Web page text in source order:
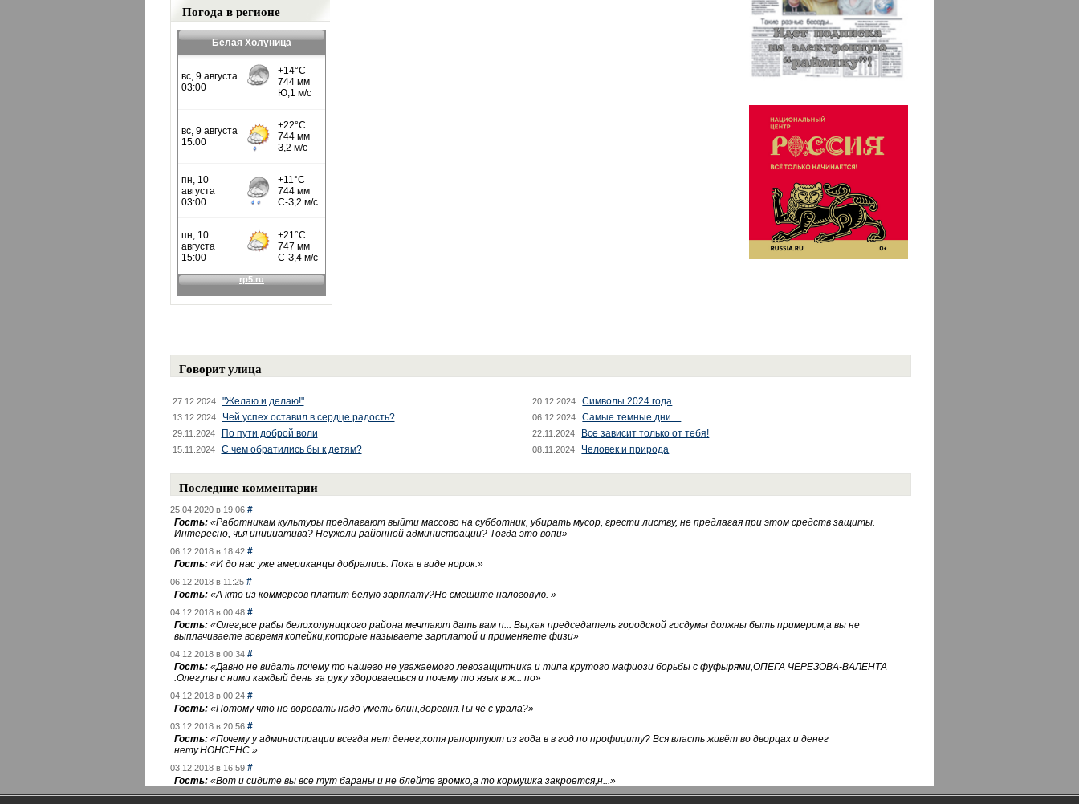
Погода в регионе
Белая Холуница
Говорит улица
27.12.2024 "Желаю и делаю!" 20.12.2024 Символы 2024 года
13.12.2024 Чей успех оставил в сердце радость? 06.12.2024 Самые темные дни…
29.11.2024 По пути доброй воли 22.11.2024 Все зависит только от тебя!
15.11.2024 С чем обратились бы к детям? 08.11.2024 Человек и природа
Последние комментарии
25.04.2020 в 19:06 #
Гость: «Работникам культуры предлагают выйти массово на субботник, убирать мусор, грести листву, не предлагая при этом средств защиты.
Интересно, чья инициатива? Неужели районной администрации? Тогда это вопи»
06.12.2018 в 18:42 #
Гость: «И до нас уже американцы добрались. Пока в виде норок.»
06.12.2018 в 11:25 #
Гость: «А кто из коммерсов платит белую зарплату?Не смешите налоговую. »
04.12.2018 в 00:48 #
Гость: «Олег,все рабы белохолуницкого района мечтают дать вам п... Вы,как председатель городской госдумы должны быть примером,а вы не
выплачиваете вовремя копейки,которые называете зарплатой и применяете физи»
04.12.2018 в 00:34 #
Гость: «Давно не видать почему то нашего не уважаемого левозащитника и типа крутого мафиози борьбы с фуфырями,ОПЕГА ЧЕРЕЗОВА-ВАЛЕНТА
.Олег,ты с ними каждый день за руку здороваешься и почему то язык в ж... по»
04.12.2018 в 00:24 #
Гость: «Потому что не воровать надо уметь блин,деревня.Ты чё с урала?»
03.12.2018 в 20:56 #
Гость: «Почему у администрации всегда нет денег,хотя рапортуют из года в в год по профициту? Вся власть живёт во дворцах и денег
нету.НОНСЕНС.»
03.12.2018 в 16:59 #
Гость: «Вот и сидите вы все тут бараны и не блейте громко,а то кормушка закроется,н...»